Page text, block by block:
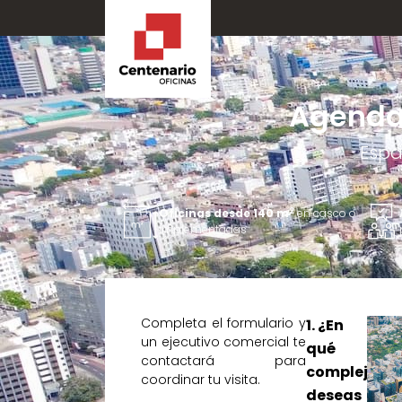
Oficinas desde 140 m2en casco o
implementadas
Completa el formulario y
un ejecutivo comercial te
contactará para
coordinar tu visita.
1. ¿En
qué
complejo
deseas